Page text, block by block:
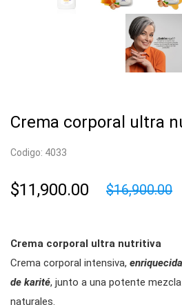
Crema corporal ultra
Codigo: 4033
$11,900.00 $16,900.00
Crema corporal ultra nutritiva
Crema corporal intensiva,
de karité, junto a una potente
naturales.